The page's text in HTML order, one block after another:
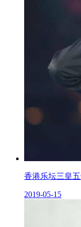
香港乐坛三皇
2019-05-15